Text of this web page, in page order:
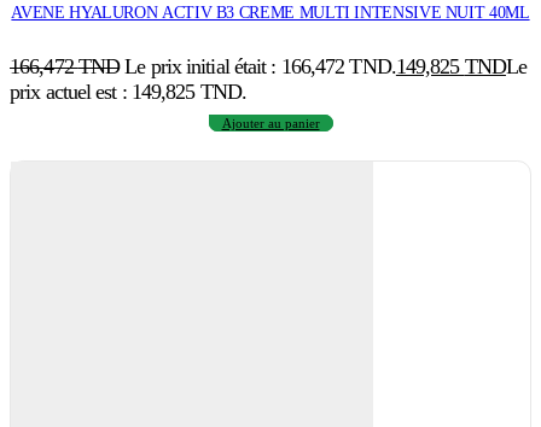
AVENE HYALURON ACTIV B3 CREME MULTI INTENSIVE NUIT 40ML
166,472TND Le prix initial était : 166,472 TND.149,825 TNDLe
prix actuel est : 149,825 TND.
Ajouter au panier